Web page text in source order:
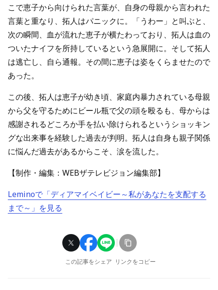
こで恵子から向けられた言葉が、自身の母親から言われた
言葉と重なり、拓人はパニックに。「うわー」と叫ぶと、
次の瞬間、血が流れた恵子が横たわっており、拓人は血の
ついたナイフを所持しているという急展開に。そして拓人
は逃亡し、自ら通報。その間に恵子は姿をくらませたので
あった。
この後、拓人は恵子が幼き頃、家庭内暴力されている母親
から父を守るためにビール瓶で父の頭を殴るも、母からは
感謝されるどころか手を払い除けられるというショッキン
グな出来事を経験した過去が判明。拓人は自身も親子関係
に悩んだ過去があるからこそ、涙を流した。
【制作・編集：WEBザテレビジョン編集部】
Leminoで「ディアマイベイビー～私があなたを支配する
まで～」を見る
この記事をシェア リンクをコピー